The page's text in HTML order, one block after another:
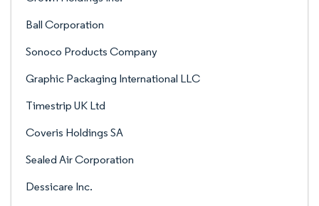
Ball Corporation
Sonoco Products Company
Graphic Packaging International LLC
Timestrip UK Ltd
Coveris Holdings SA
Sealed Air Corporation
Dessicare Inc.